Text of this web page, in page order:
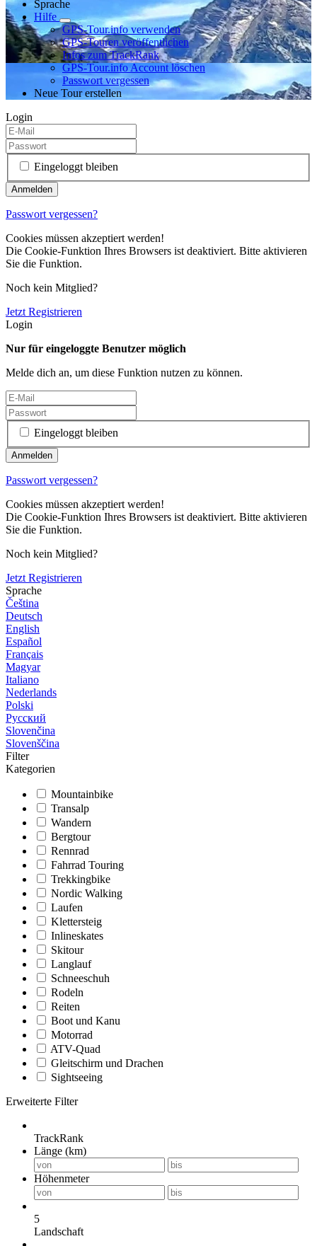
Sprache
Hilfe
GPS-Tour.info verwenden
GPS-Touren veröffentlichen
Infos zum TrackRank
GPS-Tour.info Account löschen
Passwort vergessen
Neue Tour erstellen
Login
Eingeloggt bleiben
Passwort vergessen?
Cookies müssen akzeptiert werden!
Die Cookie-Funktion Ihres Browsers ist deaktiviert. Bitte aktivieren
Sie die Funktion.
Noch kein Mitglied?
Jetzt Registrieren
Login
Nur für eingeloggte Benutzer möglich
Melde dich an, um diese Funktion nutzen zu können.
Eingeloggt bleiben
Passwort vergessen?
Cookies müssen akzeptiert werden!
Die Cookie-Funktion Ihres Browsers ist deaktiviert. Bitte aktivieren
Sie die Funktion.
Noch kein Mitglied?
Jetzt Registrieren
Sprache
Čeština
Deutsch
English
Español
Français
Magyar
Italiano
Nederlands
Polski
Русский
Slovenčina
Slovenščina
Filter
Kategorien
Mountainbike
Transalp
Wandern
Bergtour
Rennrad
Fahrrad Touring
Trekkingbike
Nordic Walking
Laufen
Klettersteig
Inlineskates
Skitour
Langlauf
Schneeschuh
Rodeln
Reiten
Boot und Kanu
Motorrad
ATV-Quad
Gleitschirm und Drachen
Sightseeing
Erweiterte Filter
TrackRank
Länge (km)
Höhenmeter
5
Landschaft